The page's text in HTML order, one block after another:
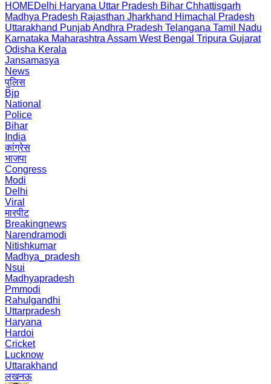
HOMEDelhi Haryana Uttar Pradesh Bihar Chhattisgarh
Madhya Pradesh Rajasthan Jharkhand Himachal Pradesh
Uttarakhand PunjabAndhra Pradesh Telangana Tamil Nadu
Karnataka Maharashtra Assam West Bengal Tripura Gujarat
Odisha Kerala
Jansamasya
News
पुलिस
Bjp
National
Police
Bihar
India
कांग्रेस
भाजपा
Congress
Modi
Delhi
Viral
मारपीट
Breakingnews
Narendramodi
Nitishkumar
Madhya_pradesh
Nsui
Madhyapradesh
Pmmodi
Rahulgandhi
Uttarpradesh
Haryana
Hardoi
Cricket
Lucknow
Uttarakhand
लखनऊ